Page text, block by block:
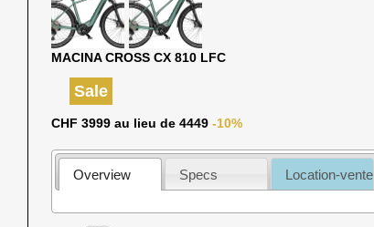
MACINA CROSS CX 810 LFC
Sale
CHF 3999 au lieu de 4449 -10%
Overview Specs Location-vente